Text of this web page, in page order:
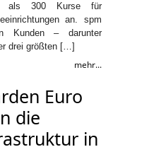
als 300 Kurse für
an. spm
Kunden – darunter
drei größten […]
mehr...
Euro
die
in